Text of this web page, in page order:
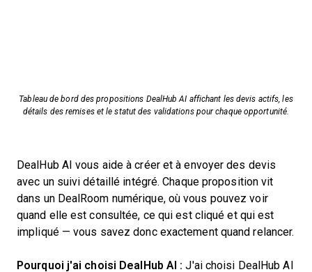
Tableau de bord des propositions DealHub AI affichant les devis actifs, les
détails des remises et le statut des validations pour chaque opportunité.
DealHub AI vous aide à créer et à envoyer des devis
avec un suivi détaillé intégré. Chaque proposition vit
dans un DealRoom numérique, où vous pouvez voir
quand elle est consultée, ce qui est cliqué et qui est
impliqué — vous savez donc exactement quand relancer.
Pourquoi j'ai choisi DealHub AI : J'ai choisi DealHub AI